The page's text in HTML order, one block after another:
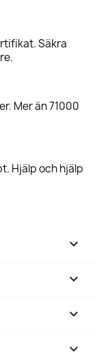
Säkra
Mer än 71000
Hjälp och hjälp



keyboard_arrow_down